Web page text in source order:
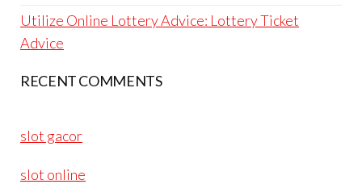
Utilize Online Lottery Advice: Lottery Ticket
Advice
RECENT COMMENTS
slot gacor
slot online